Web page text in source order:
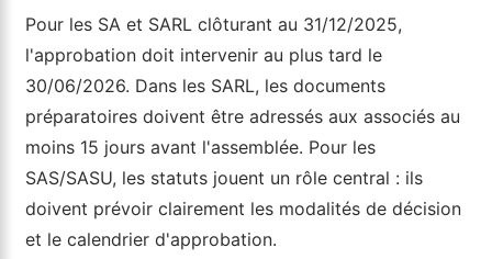
Pour les SA et SARL clôturant au 31/12/2025,
l'approbation doit intervenir au plus tard le
30/06/2026. Dans les SARL, les documents
préparatoires doivent être adressés aux associés au
moins 15 jours avant l'assemblée. Pour les
SAS/SASU, les statuts jouent un rôle central : ils
doivent prévoir clairement les modalités de décision
et le calendrier d'approbation.